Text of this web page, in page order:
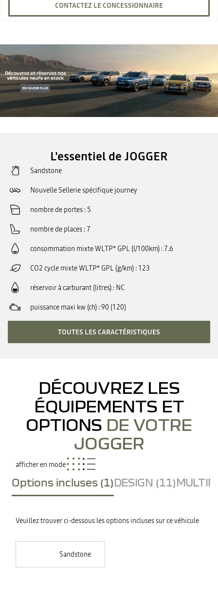
CONTACTEZ LE CONCESSIONNAIRE
L'essentiel de JOGGER
Sandstone
Nouvelle Sellerie spécifique journey
nombre de portes 5
nombre de places 7
consommation mixte WLTP* GPL (l/100km) 7.6
CO2 cycle mixte WLTP* GPL (g/km) 123
réservoir à carburant (litres) NC
puissance maxi kw (ch) 90 (120)
TOUTES LES CARACTÉRISTIQUES
DÉCOUVREZ LES
ÉQUIPEMENTS ET
OPTIONS DE VOTRE
JOGGER
afficher en mode
Options incluses (1)DESIGN (11)
Veuillez trouver ci-dessous les options incluses sur ce véhicule
Sandstone